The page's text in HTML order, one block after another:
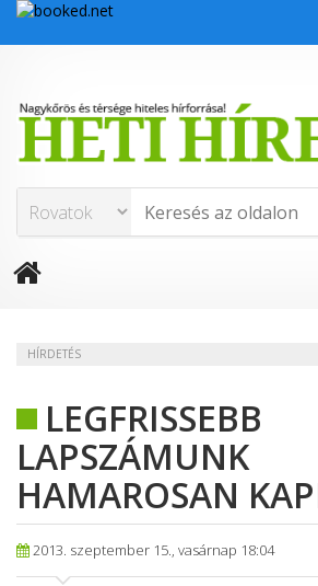
HÍRDETÉS
LEGFRISSEBB
LAPSZÁMUNK
HAMAROSAN
2013. szeptember 15., vasárnap 18:04